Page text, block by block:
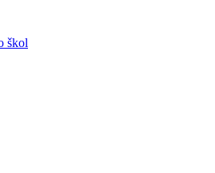
škol